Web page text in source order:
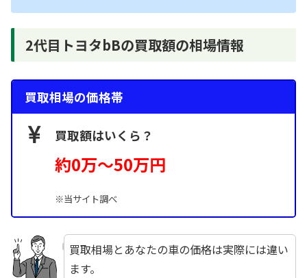
2代目トヨタbBの買取額の相場情報
買取相場の価格帯
買取額はいくら？
約0万～50万円
※当サイト調べ
買取相場とあなたの車の価格は実際には違い
ます。